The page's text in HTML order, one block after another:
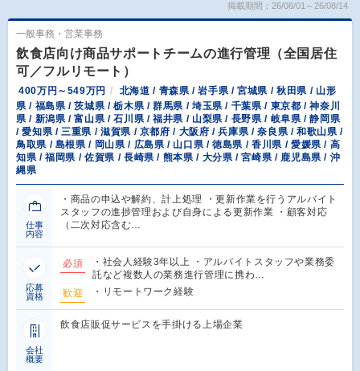
掲載期間：26/08/01～26/08/14
一般事務・営業事務
飲食店向け商品サポートチームの進行管理（全国居住
可／フルリモート）
400万円～549万円
北海道 / 青森県 / 岩手県 / 宮城県 / 秋田県 / 山形
県 / 福島県 / 茨城県 / 栃木県 / 群馬県 / 埼玉県 / 千葉県 / 東京都 / 神奈川
県 / 新潟県 / 富山県 / 石川県 / 福井県 / 山梨県 / 長野県 / 岐阜県 / 静岡県
/ 愛知県 / 三重県 / 滋賀県 / 京都府 / 大阪府 / 兵庫県 / 奈良県 / 和歌山県 /
鳥取県 / 島根県 / 岡山県 / 広島県 / 山口県 / 徳島県 / 香川県 / 愛媛県 / 高
知県 / 福岡県 / 佐賀県 / 長崎県 / 熊本県 / 大分県 / 宮崎県 / 鹿児島県 / 沖
縄県
仕事
内容
・商品の申込や解約、計上処理 ・更新作業を行うアルバイト
スタッフの進捗管理および自身による更新作業 ・顧客対応
（二次対応含む…
応募
資格
必須
・社会人経験3年以上 ・アルバイトスタッフや業務委
託など複数人の業務進行管理に携わ…
歓迎
・リモートワーク経験
会社
概要
飲食店販促サービスを手掛ける上場企業